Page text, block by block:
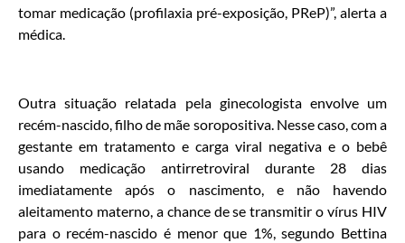
tomar medicação (profilaxia pré-exposição, PReP)”, alerta a
médica.
Outra situação relatada pela ginecologista envolve um
recém-nascido, filho de mãe soropositiva. Nesse caso, com a
gestante em tratamento e carga viral negativa e o bebê
usando medicação antirretroviral durante 28 dias
imediatamente após o nascimento, e não havendo
aleitamento materno, a chance de se transmitir o vírus HIV
para o recém-nascido é menor que 1%, segundo Bettina